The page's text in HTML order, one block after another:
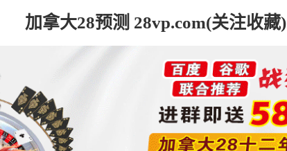
加拿大28预测 28vp.com(关注收藏)